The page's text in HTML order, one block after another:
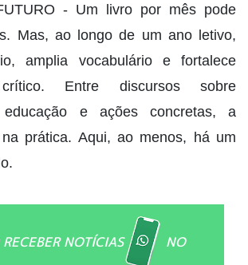
- Um livro por mês pode
Mas, ao longo de um ano letivo,
amplia vocabulário e fortalece
crítico. Entre discursos sobre
e ações concretas, a
prática. Aqui, ao menos, há um
NOTÍCIAS NO